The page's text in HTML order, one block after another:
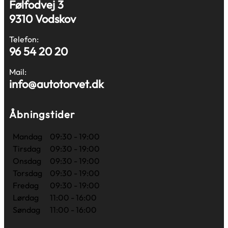
Følfodvej 3
9310 Vodskov
Telefon:
96 54 20 20
Mail:
info@autotorvet.dk
Åbningstider
Mandag
09:30 - 19:00
Tirsdag
09:30 - 19:00
Onsdag
09:30 - 19:00
Torsdag
09:30 - 19:00
Fredag
09:30 - 19:00
Lørdag
11:00 - 16:00
Søndag
11:00 - 16:00